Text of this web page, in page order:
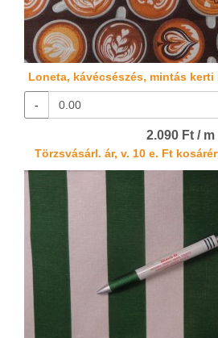
Loneta, kávécsészés, mintás kerti
-
2.090 Ft / m
Törzsvásárl. ár, v. 10 e. Ft